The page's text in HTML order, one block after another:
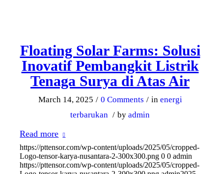
Floating Solar Farms: Solusi
Inovatif Pembangkit Listrik
Tenaga Surya di Atas Air
March 14, 2025 / 0 Comments / in energi
terbarukan / by admin
Read more
https://pttensor.com/wp-content/uploads/2025/05/cropped-
Logo-tensor-karya-nusantara-2-300x300.png 0 0 admin
https://pttensor.com/wp-content/uploads/2025/05/cropped-